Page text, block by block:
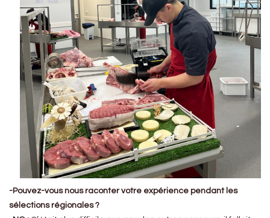
-Pouvez-vous nous raconter votre expérience pendant les
sélections régionales ?